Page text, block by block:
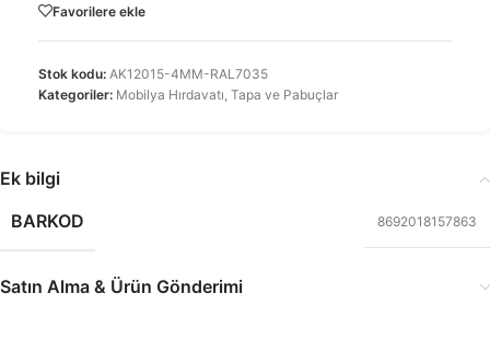
Favorilere ekle
Stok kodu: AK12015-4MM-RAL7035
Kategoriler: Mobilya Hırdavatı, Tapa ve Pabuçlar
Ek bilgi
BARKOD
8692018157863
Satın Alma & Ürün Gönderimi